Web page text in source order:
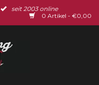
seit 2003 online
0 Artikel - €0,00